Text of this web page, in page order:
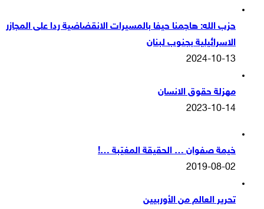
حزب الله: هاجمنا حيفا بالمسيرات الانقضاضية ردا على المجازر
الاسرائيلية بجنوب لبنان
2024-10-13
مهزلة حقوق الانسان
2023-10-14
خيمة صفوان … الحقيقة المغيّبة …!
2019-08-02
تحرير العالم من الأوربيين